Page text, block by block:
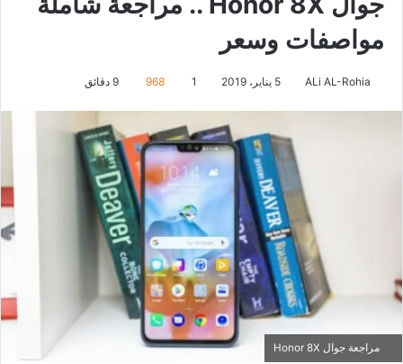
مواصفات وسعر
ALi AL-Rohia 5 يناير، 2019 1
968
مراجعة جوال Honor 8X